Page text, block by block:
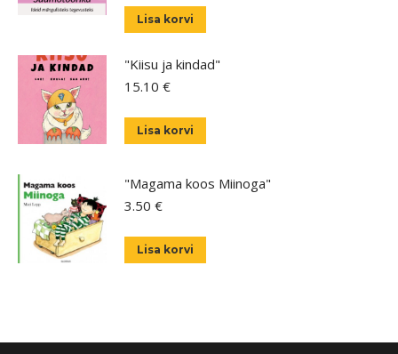
Lisa korvi
"Kiisu ja kindad"
15.10 €
Lisa korvi
"Magama koos Miinoga"
3.50 €
Lisa korvi